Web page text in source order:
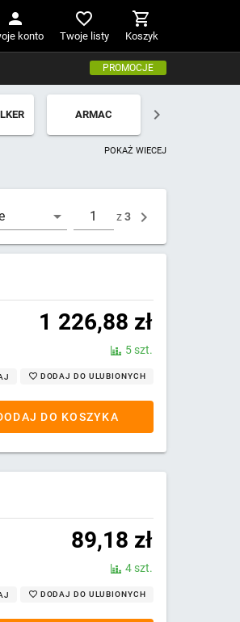
konto Twoje listy Koszyk
PROMOCJE
ARMAC
POKAŻ WIECEJ
z3
1 226,88 zł
5 szt.
DODAJ DO ULUBIONYCH
DO KOSZYKA
89,18 zł
4 szt.
DODAJ DO ULUBIONYCH